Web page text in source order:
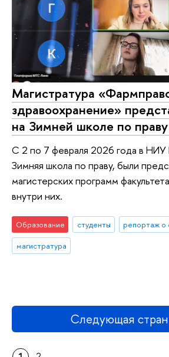
Магистратура
здравоохранение»
на Зимней школе по
С 2 по 7 февраля 2026 года в
Зимняя школа по праву, были
магистерских программ
внутри них.
Образование студенты
репортаж о
магистратура
Следующая